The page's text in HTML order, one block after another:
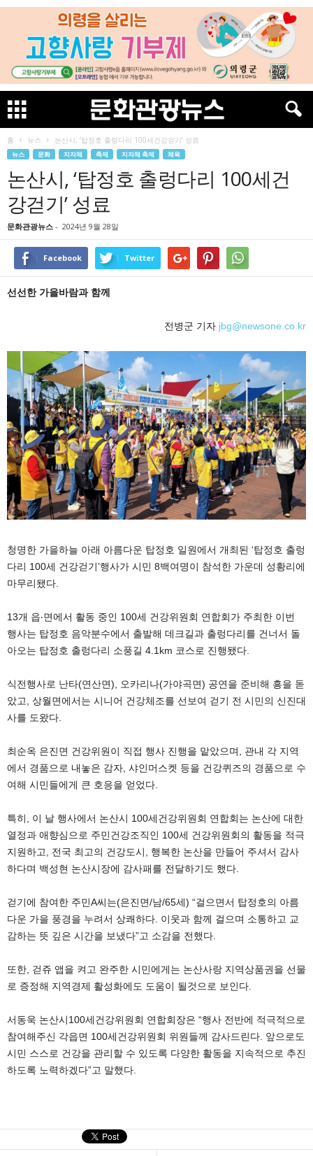
홈 뉴스 논산시, ‘탑정호 출렁다리 100세건강걷기’ 성료
뉴스 문화 지자체 축제 지자체 축제 체육
논산시, ‘탑정호 출렁다리 100세건
강걷기’ 성료
문화관광뉴스 - 2024년 9월 28일
Facebook Twitter
선선한 가을바람과 함께
전병군 기자 jbg@newsone.co.kr
청명한 가을하늘 아래 아름다운 탑정호 일원에서 개최된 ‘탑정호 출렁
다리 100세 건강걷기’행사가 시민 8백여명이 참석한 가운데 성황리에
마무리됐다.
13개 읍‧면에서 활동 중인 100세 건강위원회 연합회가 주최한 이번
행사는 탑정호 음악분수에서 출발해 데크길과 출렁다리를 건너서 돌
아오는 탑정호 출렁다리 소풍길 4.1km 코스로 진행됐다.
식전행사로 난타(연산면), 오카리나(가야곡면) 공연을 준비해 흥을 돋
았고, 상월면에서는 시니어 건강체조를 선보여 걷기 전 시민의 신진대
사를 도왔다.
최순옥 은진면 건강위원이 직접 행사 진행을 맡았으며, 관내 각 지역
에서 경품으로 내놓은 감자, 샤인머스켓 등을 건강퀴즈의 경품으로 수
여해 시민들에게 큰 호응을 얻었다.
특히, 이 날 행사에서 논산시 100세건강위원회 연합회는 논산에 대한
열정과 애향심으로 주민건강조직인 100세 건강위원회의 활동을 적극
지원하고, 전국 최고의 건강도시, 행복한 논산을 만들어 주셔서 감사
하다며 백성현 논산시장에 감사패를 전달하기도 했다.
걷기에 참여한 주민A씨는(은진면/남/65세) “걸으면서 탑정호의 아름
다운 가을 풍경을 누려서 상쾌하다. 이웃과 함께 걸으며 소통하고 교
감하는 뜻 깊은 시간을 보냈다”고 소감을 전했다.
또한, 걷쥬 앱을 켜고 완주한 시민에게는 논산사랑 지역상품권을 선물
로 증정해 지역경제 활성화에도 도움이 될것으로 보인다.
서동욱 논산시100세건강위원회 연합회장은 “행사 전반에 적극적으로
참여해주신 각읍면 100세건강위원회 위원들께 감사드린다. 앞으로도
시민 스스로 건강을 관리할 수 있도록 다양한 활동을 지속적으로 추진
하도록 노력하겠다”고 말했다.